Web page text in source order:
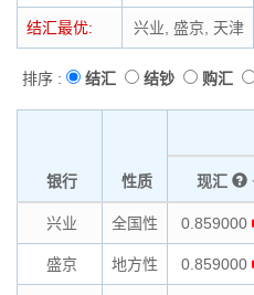
结汇最优: 兴业, 盛京, 天津
排序 : 结汇 结钞 购汇
银行 性质 现汇
兴业 全国性 0.859000
盛京 地方性 0.859000